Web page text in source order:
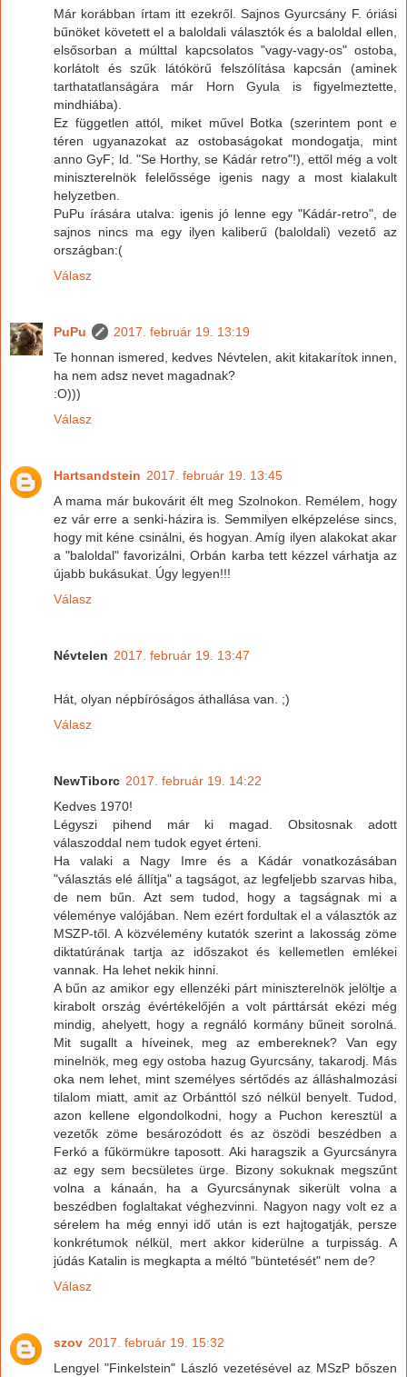
Már korábban írtam itt ezekről. Sajnos Gyurcsány F. óriási
bűnöket követett el a baloldali választók és a baloldal ellen,
elsősorban a múlttal kapcsolatos "vagy-vagy-os" ostoba,
korlátolt és szűk látókörű felszólítása kapcsán (aminek
tarthatatlanságára már Horn Gyula is figyelmeztette,
mindhiába).
Ez független attól, miket művel Botka (szerintem pont e
téren ugyanazokat az ostobaságokat mondogatja, mint
anno GyF; ld. "Se Horthy, se Kádár retro"!), ettől még a volt
miniszterelnök felelőssége igenis nagy a most kialakult
helyzetben.
PuPu írására utalva: igenis jó lenne egy "Kádár-retro", de
sajnos nincs ma egy ilyen kaliberű (baloldali) vezető az
országban:(
Válasz
PuPu
2017. február 19. 13:19
Te honnan ismered, kedves Névtelen, akit kitakarítok innen,
ha nem adsz nevet magadnak?
:O)))
Válasz
Hartsandstein 2017. február 19. 13:45
A mama már bukovárit élt meg Szolnokon. Remélem, hogy
ez vár erre a senki-házira is. Semmilyen elképzelése sincs,
hogy mit kéne csinálni, és hogyan. Amíg ilyen alakokat akar
a "baloldal" favorizálni, Orbán karba tett kézzel várhatja az
újabb bukásukat. Úgy legyen!!!
Válasz
Névtelen 2017. február 19. 13:47
Hát, olyan népbíróságos áthallása van. ;)
Válasz
NewTiborc 2017. február 19. 14:22
Kedves 1970!
Légyszi pihend már ki magad. Obsitosnak adott
válaszoddal nem tudok egyet érteni.
Ha valaki a Nagy Imre és a Kádár vonatkozásában
"választás elé állítja" a tagságot, az legfeljebb szarvas hiba,
de nem bűn. Azt sem tudod, hogy a tagságnak mi a
véleménye valójában. Nem ezért fordultak el a választók az
MSZP-től. A közvélemény kutatók szerint a lakosság zöme
diktatúrának tartja az időszakot és kellemetlen emlékei
vannak. Ha lehet nekik hinni.
A bűn az amikor egy ellenzéki párt miniszterelnök jelöltje a
kirabolt ország évértékelőjén a volt párttársát ekézi még
mindig, ahelyett, hogy a regnáló kormány bűneit sorolná.
Mit sugallt a híveinek, meg az embereknek? Van egy
minelnök, meg egy ostoba hazug Gyurcsány, takarodj. Más
oka nem lehet, mint személyes sértődés az álláshalmozási
tilalom miatt, amit az Orbánttól szó nélkül benyelt. Tudod,
azon kellene elgondolkodni, hogy a Puchon keresztül a
vezetők zöme besározódott és az öszödi beszédben a
Ferkó a fűkörmükre taposott. Aki haragszik a Gyurcsányra
az egy sem becsületes ürge. Bizony sokuknak megszűnt
volna a kánaán, ha a Gyurcsánynak sikerült volna a
beszédben foglaltakat véghezvinni. Nagyon nagy volt ez a
sérelem ha még ennyi idő után is ezt hajtogatják, persze
konkrétumok nélkül, mert akkor kiderülne a turpisság. A
júdás Katalin is megkapta a méltó "büntetését" nem de?
Válasz
szov 2017. február 19. 15:32
Lengyel "Finkelstein" László vezetésével az MSzP bőszen